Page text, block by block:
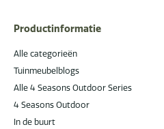
Productinformatie
Alle categorieën
Tuinmeubelblogs
Alle 4 Seasons Outdoor Series
4 Seasons Outdoor
In de buurt